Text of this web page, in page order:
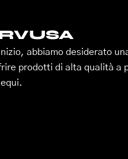
abbiamo desiderato
prodotti di alta qualità a